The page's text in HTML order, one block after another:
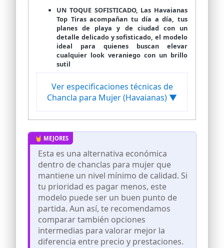
UN TOQUE SOFISTICADO, Las Havaianas
Top Tiras acompañan tu día a día, tus
planes de playa y de ciudad con un
detalle delicado y sofisticado, el modelo
ideal para quienes buscan elevar
cualquier look veraniego con un brillo
sutil
Ver especificaciones técnicas de
Chancla para Mujer (Havaianas) ▼
Esta es una alternativa económica
dentro de chanclas para mujer que
mantiene un nivel mínimo de calidad. Si
tu prioridad es pagar menos, este
modelo puede ser un buen punto de
partida. Aun así, te recomendamos
comparar también opciones
intermedias para valorar mejor la
diferencia entre precio y prestaciones.